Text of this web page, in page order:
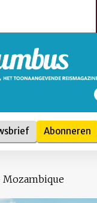
Abonneren
Mozambique